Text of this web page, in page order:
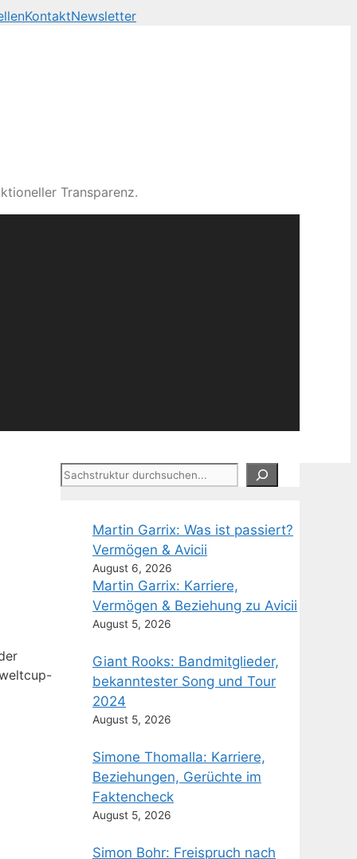
KontaktNewsletter
Transparenz.
Suchen
Martin Garrix: Was ist passiert?
Vermögen & Avicii
August 6, 2026
Martin Garrix: Karriere,
Vermögen & Beziehung zu Avicii
August 5, 2026
Giant Rooks: Bandmitglieder,
bekanntester Song und Tour
2024
August 5, 2026
Simone Thomalla: Karriere,
Beziehungen, Gerüchte im
Faktencheck
August 5, 2026
Simon Bohr: Freispruch nach